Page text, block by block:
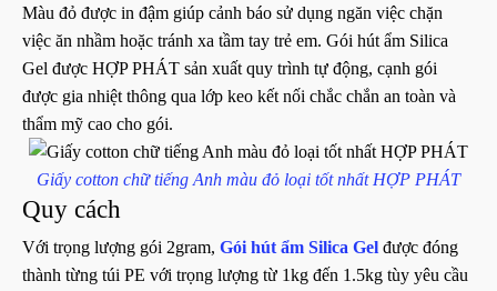
Màu đỏ được in đậm giúp cảnh báo sử dụng ngăn việc chặn
việc ăn nhầm hoặc tránh xa tầm tay trẻ em. Gói hút ẩm Silica
Gel được HỢP PHÁT sản xuất quy trình tự động, cạnh gói
được gia nhiệt thông qua lớp keo kết nối chắc chắn an toàn và
thẩm mỹ cao cho gói.
Giấy cotton chữ tiếng Anh màu đỏ loại tốt nhất HỢP PHÁT
Quy cách
Với trọng lượng gói 2gram, Gói hút ẩm Silica Gel được đóng
thành từng túi PE với trọng lượng từ 1kg đến 1.5kg tùy yêu cầu